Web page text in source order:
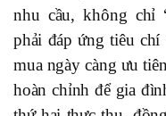
nhu cầu, không chỉ
phải đáp ứng tiêu chí
mua ngày càng ưu
hoàn chỉnh để gia